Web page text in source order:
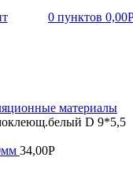
0 пунктов 0,00
материалы
D 9*5,5
34,00Р